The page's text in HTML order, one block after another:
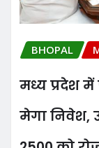
BHOPAL
मध्य प्रदेश
मेगा निवेश,